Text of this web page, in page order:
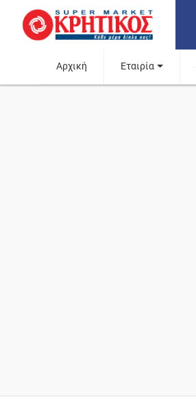
Αρχική Εταιρία